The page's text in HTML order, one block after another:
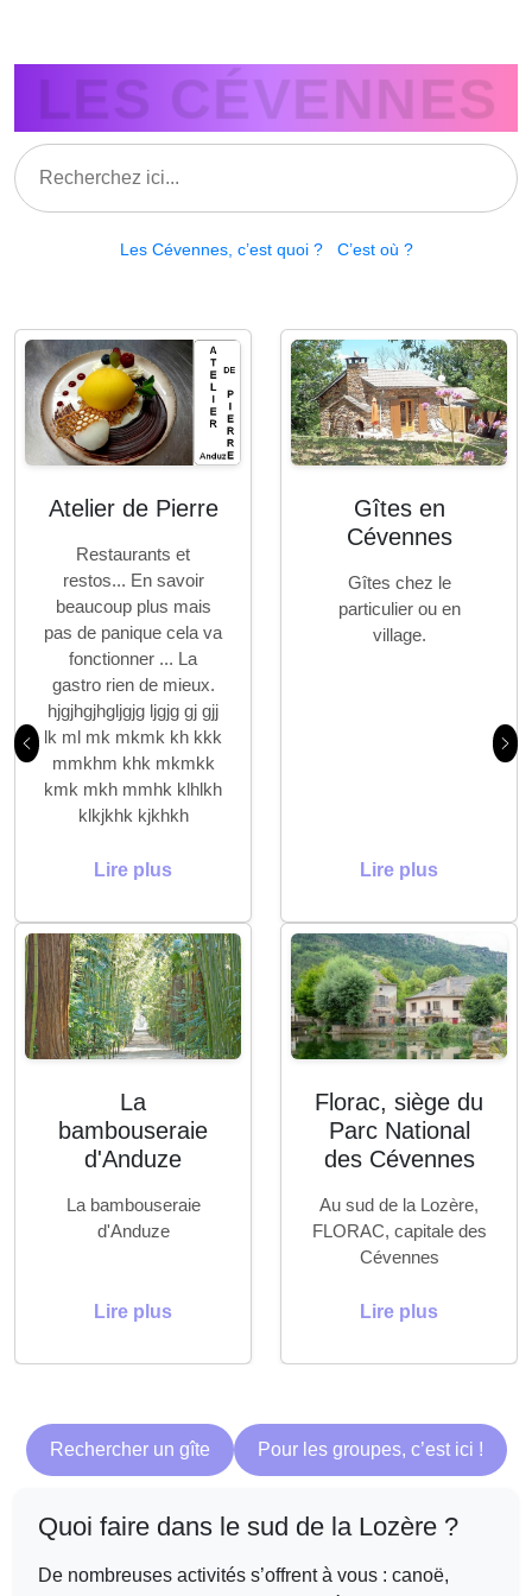
LES CÉVENNES
Les Cévennes, c’est quoi ? C’est où ?
Atelier de Pierre
Restaurants et
restos... En savoir
beaucoup plus mais
pas de panique cela va
fonctionner ... La
gastro rien de mieux.
hjgjhgjhgljgjg ljgjg gj gjj
lk ml mk mkmk kh kkk
mmkhm khk mkmkk
kmk mkh mmhk klhlkh
klkjkhk kjkhkh
Lire plus
Gîtes en
Cévennes
Gîtes chez le
particulier ou en
village.
Lire plus
La
bambouseraie
d'Anduze
La bambouseraie
d'Anduze
Lire plus
Florac, siège du
Parc National
des Cévennes
Au sud de la Lozère,
FLORAC, capitale des
Cévennes
Lire plus
Précédent
Rechercher un gîte Pour les groupes, c’est ici !
Quoi faire dans le sud de la Lozère ?
De nombreuses activités s’offrent à vous : canoë,